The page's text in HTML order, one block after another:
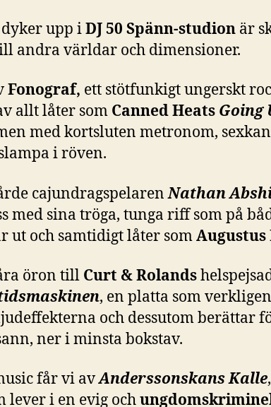
upp iDJ 50 Spänn-studion är
andra världar och dimensioner.
Fonograf, ett stötfunkigt ungerskt
allt låter som Canned Heats Going
med kortsluten metronom,
i röven.
cajundragspelarenNathan
med sina tröga, tunga riff som på
ut och samtidigt låter somAugustus
öron till Curt & Rolands
, en platta som
och dessutom berättar
ner i minsta bokstav.
får vi avAnderssonskans Kalle
lever i en evig och